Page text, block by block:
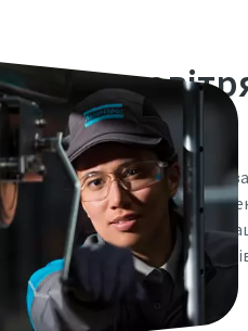
фахівці та
обладнання системи
гарантують, що
на оптимальному